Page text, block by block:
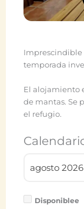
Imprescindible
temporada
El alojamiento
de mantas. Se
el refugio.
Disponiblee